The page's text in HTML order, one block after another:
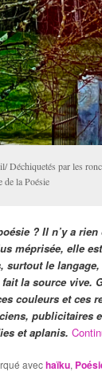
Déchiquetés par les
de la Poésie
? Il n’y a
méprisée, elle
surtout le
la source vive.
couleurs et ces
publicitaires
et aplanis.
avechaïku,